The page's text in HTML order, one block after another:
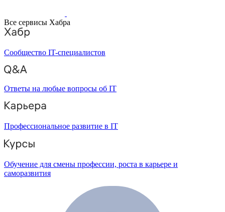
Все сервисы Хабра
Сообщество IT-специалистов
Ответы на любые вопросы об IT
Профессиональное развитие в IT
Обучение для смены профессии, роста в карьере и
саморазвития